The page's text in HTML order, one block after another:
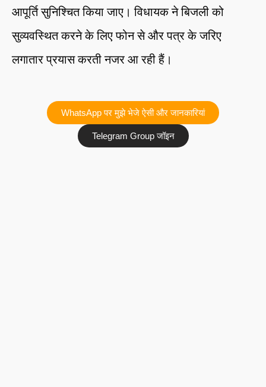
आपूर्ति सुनिश्चित किया जाए। विधायक ने बिजली को
सुव्यवस्थित करने के लिए फोन से और पत्र के जरिए
लगातार प्रयास करती नजर आ रही हैं।
WhatsApp पर मुझे भेजे ऐसी और जानकारियां
Telegram Group जॉइन